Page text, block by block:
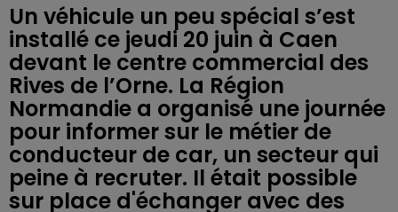
Un véhicule un peu spécial s’est
installé ce jeudi 20 juin à Caen
devant le centre commercial des
Rives de l’Orne. La Région
Normandie a organisé une journée
pour informer sur le métier de
conducteur de car, un secteur qui
peine à recruter. Il était possible
sur place d'échanger avec des